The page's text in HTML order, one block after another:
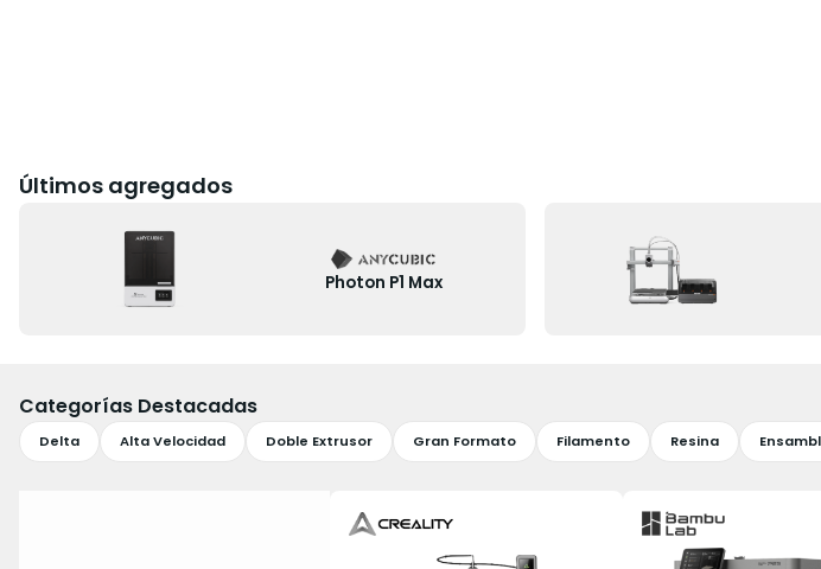
Últimos agregados
Photon P1 Max
Categorías Destacadas
Delta Alta Velocidad Doble Extrusor Gran Formato Filamento Resina